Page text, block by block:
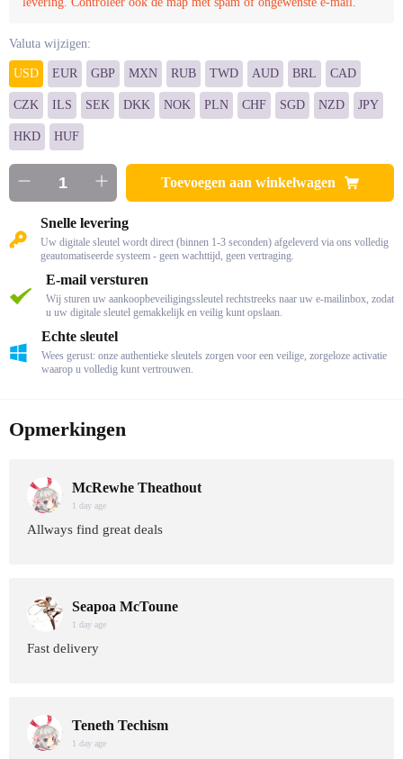
Valuta wijzigen:
USD EUR GBP MXN RUB TWD AUD BRL CAD
CZK ILS SEK DKK NOK PLN CHF SGD NZD JPY
HKD HUF
Toevoegen aan winkelwagen
Snelle levering
Uw digitale sleutel wordt direct (binnen 1-3 seconden) afgeleverd via ons volledig
geautomatiseerde systeem - geen wachttijd, geen vertraging.
E-mail versturen
Wij sturen uw aankoopbeveiligingssleutel rechtstreeks naar uw e-mailinbox, zodat
u uw digitale sleutel gemakkelijk en veilig kunt opslaan.
Echte sleutel
Wees gerust: onze authentieke sleutels zorgen voor een veilige, zorgeloze activatie
waarop u volledig kunt vertrouwen.
Opmerkingen
McRewhe Theathout
1 day age
Allways find great deals
Seapoa McToune
1 day age
Fast delivery
Teneth Techism
1 day age